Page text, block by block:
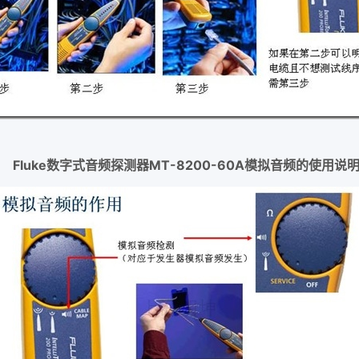
Fluke数字式音频探测器MT-8200-60A模拟音频的使用说